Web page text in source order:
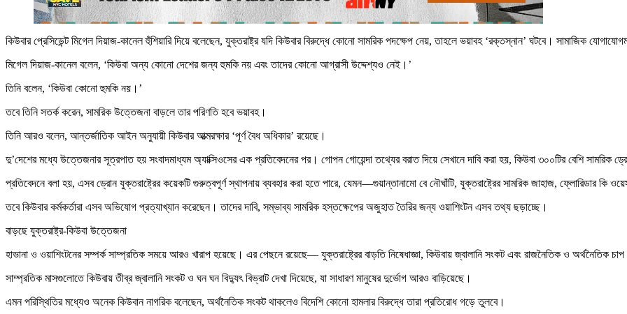
কিউবার প্রেসিডেন্ট মিগেল দিয়াজ-কানেল হুঁশিয়ারি দিয়ে বলেছেন, যুক্তরাষ্ট্র যদি কিউবার বিরুদ্ধে কোনো সামরিক পদক্ষেপ নেয়, তাহলে ভয়াবহ ‘রক্তস্নান’ ঘটবে। সামাজিক
মিগেল দিয়াজ-কানেল বলেন, ‘কিউবা অন্য কোনো দেশের জন্য হুমকি নয় এবং তাদের কোনো আগ্রাসী উদ্দেশ্যও নেই।’
তিনি বলেন, ‘কিউবা কোনো হুমকি নয়।’
তবে তিনি সতর্ক করেন, সামরিক উত্তেজনা বাড়লে তার পরিণতি হবে ভয়াবহ।
তিনি আরও বলেন, আন্তর্জাতিক আইন অনুযায়ী কিউবার আত্মরক্ষার ‘পূর্ণ বৈধ অধিকার’ রয়েছে।
দু’দেশের মধ্যে উত্তেজনার সূত্রপাত হয় সংবাদমাধ্যম অ্যাক্সিওসের এক প্রতিবেদনের পর। গোপন গোয়েন্দা তথ্যের বরাত দিয়ে সেখানে দাবি করা হয়, কিউবা ৩০০টির বেশি সামরিক
প্রতিবেদনে বলা হয়, এসব ড্রোন যুক্তরাষ্ট্রের কয়েকটি গুরুত্বপূর্ণ স্থাপনায় ব্যবহার করা হতে পারে, যেমন—গুয়ান্তানামো বে নৌঘাঁটি, যুক্তরাষ্ট্রের সামরিক জাহাজ, ফ্লোরিডার কি
তবে কিউবার কর্মকর্তারা এসব অভিযোগ প্রত্যাখ্যান করেছেন। তাদের দাবি, সম্ভাব্য সামরিক হস্তক্ষেপের অজুহাত তৈরির জন্য ওয়াশিংটন এসব তথ্য ছড়াচ্ছে।
বাড়ছে যুক্তরাষ্ট্র-কিউবা উত্তেজনা
হাভানা ও ওয়াশিংটনের সম্পর্ক সাম্প্রতিক সময়ে আরও খারাপ হয়েছে। এর পেছনে রয়েছে— যুক্তরাষ্ট্রের বাড়তি নিষেধাজ্ঞা, কিউবায় জ্বালানি সংকট এবং রাজনৈতিক ও অর্থনৈতিক চাপ
সাম্প্রতিক মাসগুলোতে কিউবায় তীব্র জ্বালানি সংকট ও ঘন ঘন বিদ্যুৎ বিভ্রাট দেখা দিয়েছে, যা সাধারণ মানুষের দুর্ভোগ আরও বাড়িয়েছে।
এমন পরিস্থিতির মধ্যেও অনেক কিউবান নাগরিক বলেছেন, অর্থনৈতিক সংকট থাকলেও বিদেশি কোনো হামলার বিরুদ্ধে তারা প্রতিরোধ গড়ে তুলবে।